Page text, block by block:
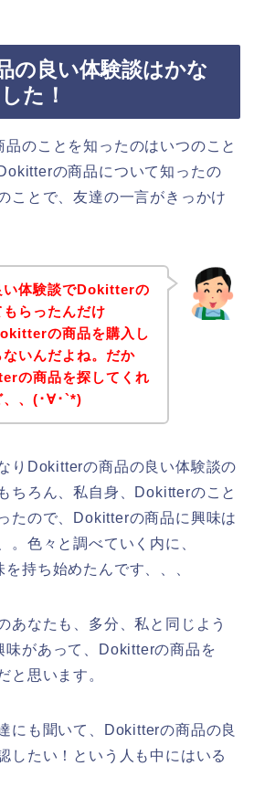
の良い体験談はかな
た！
のことを知ったのはいつのこと
の商品について知ったの
ことで、友達の一言がきっかけ
い体験談でDokitterの
らったんだけ
の商品を購入し
いんだよね。だか
の商品を探してくれ
、、(･∀･`*)
りDokitterの商品の良い体験談の
ちろん、私自身、Dokitterのこと
たので、Dokitterの商品に興味は
。色々と調べていく内に、
持ち始めたんです、、、
あなたも、多分、私と同じよう
味があって、Dokitterの商品を
と思います。
にも聞いて、Dokitterの商品の良
したい！という人も中にはいる